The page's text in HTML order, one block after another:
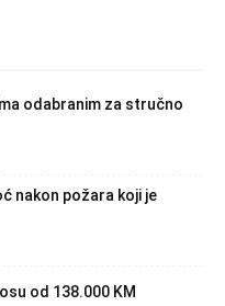
odabranim za stručno
nakon požara koji je
od 138.000 KM